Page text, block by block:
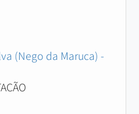
(Nego da Maruca) -